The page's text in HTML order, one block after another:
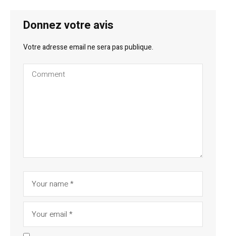
Donnez votre avis
Votre adresse email ne sera pas publique.